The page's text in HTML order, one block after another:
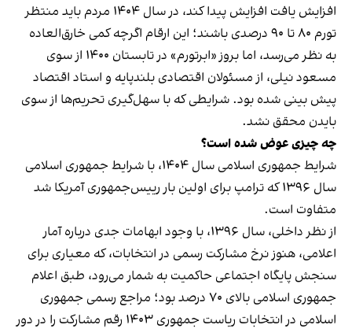
افزایش یافت افزایش پیدا کند، در سال ۱۴۰۴ مردم باید منتظر
تورم ۸۰ تا ۹۰ درصدی باشند؛ این ارقام اگرچه کمی خارق‌العاده
به نظر می‌رسد، اما بروز «ابرتورم» در تابستان ۱۴۰۰ از سوی
مسعود نیلی، از مسئولان اقتصادی بلندپایه و استاد اقتصاد
پیش بینی شده بود. شرایطی که با سهل‌گیری تحریم‌ها از سوی
بایدن محقق نشد.
چه چیزی عوض شده است؟
شرایط جمهوری اسلامی سال ۱۴۰۴، با شرایط جمهوری اسلامی
سال ۱۳۹۶ که ترامپ برای اولین بار رییس‌جمهوری آمریکا شد
متفاوت است.
از نظر داخلی، سال ۱۳۹۶، با وجود ابهامات جدی درباره آمار
اعلامی، هنوز نرخ مشارکت رسمی در انتخابات، که معیاری برای
سنجش پایگاه اجتماعی حاکمیت به شمار می‌رود، طبق اعلام
جمهوری اسلامی بالای ۷۰ درصد بود؛ مراجع رسمی جمهوری
اسلامی در انتخابات ریاست جمهوری ۱۴۰۳ رقم مشارکت را در دور